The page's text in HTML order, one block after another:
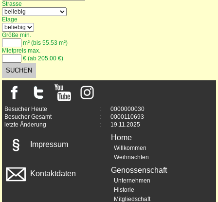
Strasse
Etage
Größe min.
m² (bis 55.53 m²)
Mietpreis max.
€ (ab 205.00 €)
Besucher Heute :
0000000030
Besucher Gesamt
:
0000110693
letzte Änderung
: 19.11.2025
Impressum
Kontaktdaten
Home
Willkommen
Weihnachten
Genossenschaft
Unternehmen
Historie
Mitgliedschaft